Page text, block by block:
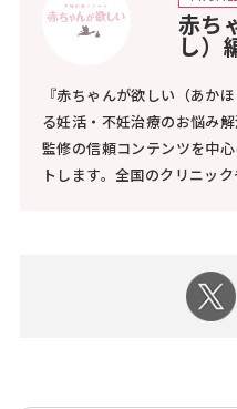
赤ち
し）
『赤ちゃんが欲しい（あか
る妊活・不妊治療のお悩み
監修の信頼コンテンツを中
トします。全国のクリニッ